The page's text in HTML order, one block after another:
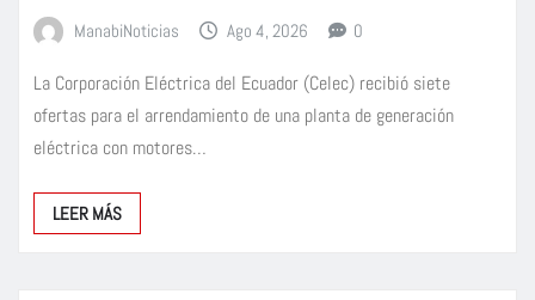
ManabiNoticias Ago 4, 2026 0
La Corporación Eléctrica del Ecuador (Celec) recibió siete
ofertas para el arrendamiento de una planta de generación
eléctrica con motores…
LEER MÁS